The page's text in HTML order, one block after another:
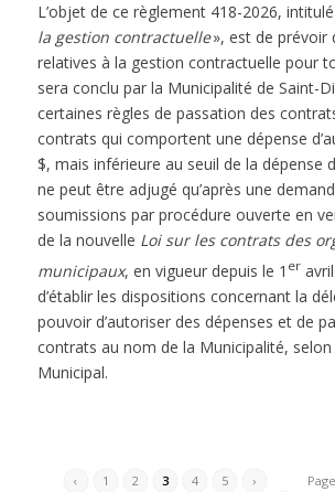
L’objet de ce règlement 418-2026,
la gestion contractuelle», est de prévoir
relatives à la gestion contractuelle pour
sera conclu par la Municipalité de Saint-
certaines règles de passation des
contrats qui comportent une dépense
$, mais inférieure au seuil de la dépense
ne peut être adjugé qu’après une
soumissions par procédure ouverte en
de la nouvelle Loi sur les contrats des
municipaux, en vigueur depuis le 1 eravril
d’établir les dispositions concernant la
pouvoir d’autoriser des dépenses et de
contrats au nom de la Municipalité, selon
Municipal.
‹ 1 2 3 4 5
›